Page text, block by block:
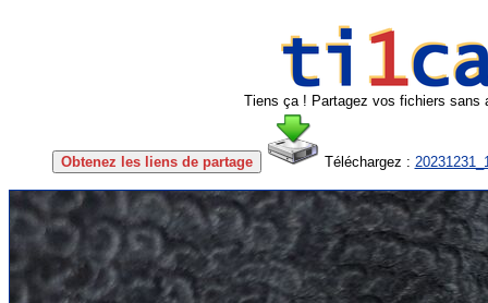
Tiens ça ! Partagez vos fichiers sans
Obtenez les liens de partage Téléchargez :